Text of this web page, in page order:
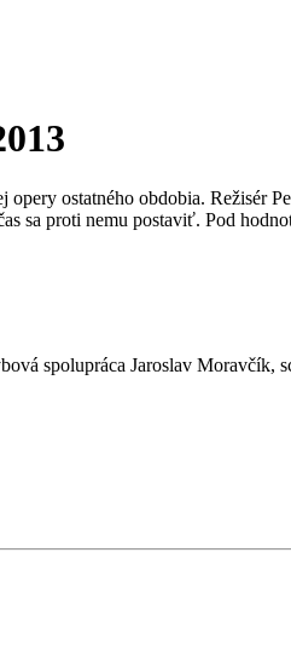
ostatného obdobia. Režisér
sa proti nemu postaviť. Pod
spolupráca Jaroslav Moravčík,